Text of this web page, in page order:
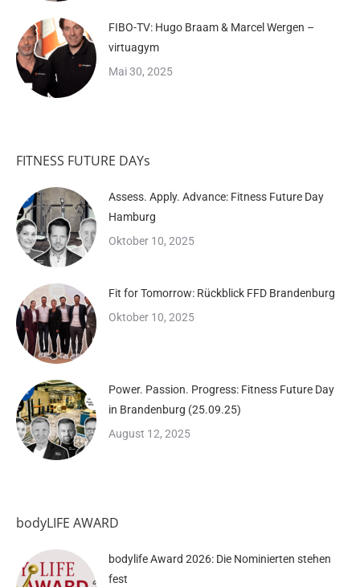
FIBO-TV: Hugo Braam & Marcel Wergen –
virtuagym
Mai 30, 2025
FITNESS FUTURE DAYs
Assess. Apply. Advance: Fitness Future Day
Hamburg
Oktober 10, 2025
Fit for Tomorrow: Rückblick FFD Brandenburg
Oktober 10, 2025
Power. Passion. Progress: Fitness Future Day
in Brandenburg (25.09.25)
August 12, 2025
bodyLIFE AWARD
bodylife Award 2026: Die Nominierten stehen
fest